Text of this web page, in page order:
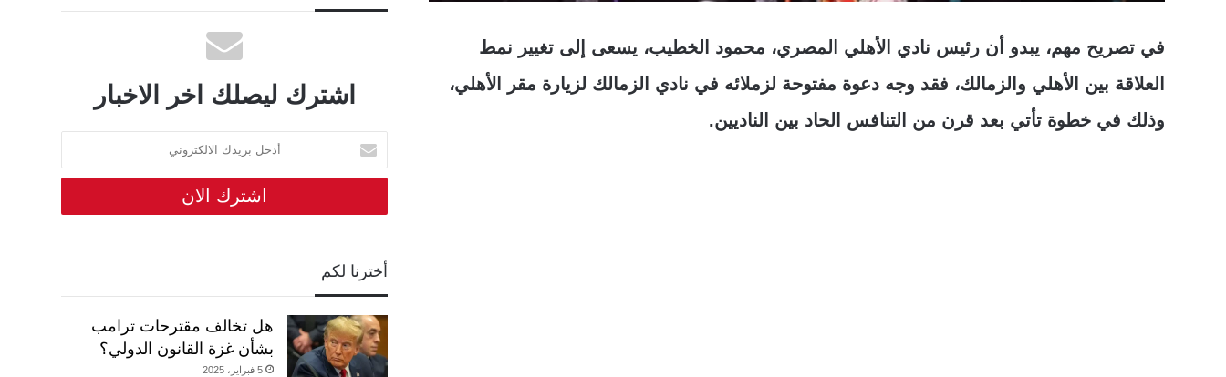
في تصريح مهم، يبدو أن رئيس نادي الأهلي المصري، محمود الخطيب، يسعى إلى تغيير نمط
العلاقة بين الأهلي والزمالك، فقد وجه دعوة مفتوحة لزملائه في نادي الزمالك لزيارة مقر الأهلي،
وذلك في خطوة تأتي بعد قرن من التنافس الحاد بين الناديين.
اشترك ليصلك اخر الاخبار
أدخل
بريدك
الالكتروني
أخترنا لكم
هل تخالف مقترحات ترامب
بشأن غزة القانون الدولي؟
5 فبراير، 2025